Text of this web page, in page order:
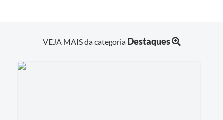
VEJA MAIS da categoria Destaques